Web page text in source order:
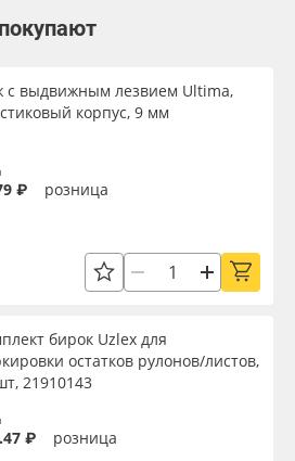
с выдвижным лезвием Ultima,
корпус, 9 мм
₽ розница
бирок Uzlex для
остатков рулонов/листов,
21910143
₽ розница